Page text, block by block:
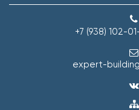
+7 (938) 102-
expert-